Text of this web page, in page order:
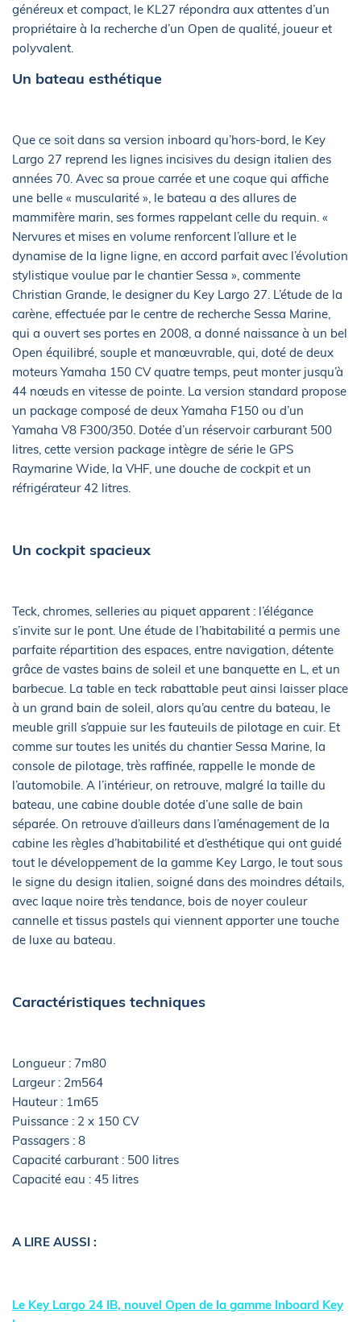
généreux et compact, le KL27 répondra aux attentes d’un
propriétaire à la recherche d’un Open de qualité, joueur et
polyvalent.
Un bateau esthétique
Que ce soit dans sa version inboard qu’hors-bord, le Key
Largo 27 reprend les lignes incisives du design italien des
années 70. Avec sa proue carrée et une coque qui affiche
une belle « muscularité », le bateau a des allures de
mammifère marin, ses formes rappelant celle du requin. «
Nervures et mises en volume renforcent l’allure et le
dynamise de la ligne ligne, en accord parfait avec l’évolution
stylistique voulue par le chantier Sessa », commente
Christian Grande, le designer du Key Largo 27. L’étude de la
carène, effectuée par le centre de recherche Sessa Marine,
qui a ouvert ses portes en 2008, a donné naissance à un bel
Open équilibré, souple et manœuvrable, qui, doté de deux
moteurs Yamaha 150 CV quatre temps, peut monter jusqu’à
44 nœuds en vitesse de pointe. La version standard propose
un package composé de deux Yamaha F150 ou d’un
Yamaha V8 F300/350. Dotée d’un réservoir carburant 500
litres, cette version package intègre de série le GPS
Raymarine Wide, la VHF, une douche de cockpit et un
réfrigérateur 42 litres.
Un cockpit spacieux
Teck, chromes, selleries au piquet apparent : l’élégance
s’invite sur le pont. Une étude de l’habitabilité a permis une
parfaite répartition des espaces, entre navigation, détente
grâce de vastes bains de soleil et une banquette en L, et un
barbecue. La table en teck rabattable peut ainsi laisser place
à un grand bain de soleil, alors qu’au centre du bateau, le
meuble grill s’appuie sur les fauteuils de pilotage en cuir. Et
comme sur toutes les unités du chantier Sessa Marine, la
console de pilotage, très raffinée, rappelle le monde de
l’automobile. A l’intérieur, on retrouve, malgré la taille du
bateau, une cabine double dotée d’une salle de bain
séparée. On retrouve d’ailleurs dans l’aménagement de la
cabine les règles d’habitabilité et d’esthétique qui ont guidé
tout le développement de la gamme Key Largo, le tout sous
le signe du design italien, soigné dans des moindres détails,
avec laque noire très tendance, bois de noyer couleur
cannelle et tissus pastels qui viennent apporter une touche
de luxe au bateau.
Caractéristiques techniques
Longueur : 7m80
Largeur : 2m564
Hauteur : 1m65
Puissance : 2 x 150 CV
Passagers : 8
Capacité carburant : 500 litres
Capacité eau : 45 litres
A LIRE AUSSI :
Le Key Largo 24 IB, nouvel Open de la gamme Inboard Key